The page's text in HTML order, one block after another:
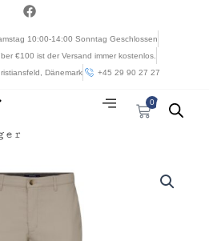
a
e
o
o
10:00-14:00 Sonntag Geschlossen
€100 ist der Versand immer kostenlos.
Dänemark
+45 29 90 27 27
0
Warenkorb
ist: